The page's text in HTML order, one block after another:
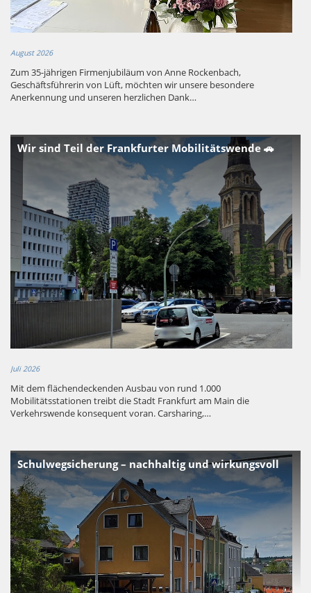
August 2026
Zum 35-jährigen Firmenjubiläum von Anne Rockenbach,
Geschäftsführerin von Lüft, möchten wir unsere besondere
Anerkennung und unseren herzlichen Dank…
Wir sind Teil der Frankfurter Mobilitätswende 🚗
Juli 2026
Mit dem flächendeckenden Ausbau von rund 1.000
Mobilitätsstationen treibt die Stadt Frankfurt am Main die
Verkehrswende konsequent voran. Carsharing,…
Schulwegsicherung – nachhaltig und wirkungsvoll